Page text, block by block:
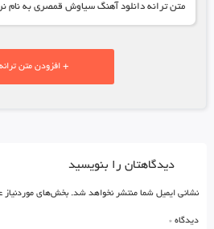
متن ترانه دانلود آهنگ سیاوش قمصری به نام
+ افزودن متن ترانه
دیدگاهتان را بنویسید
نشانی ایمیل شما منتشر نخواهد شد. بخش‌های موردنیاز
دیدگاه *